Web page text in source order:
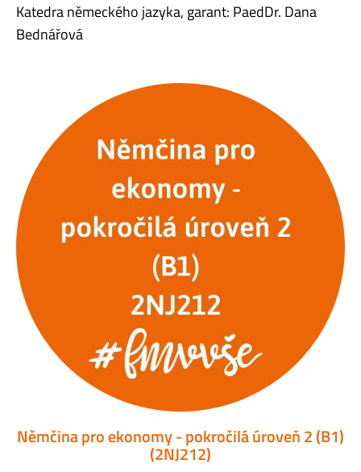
Katedra německého jazyka, garant: PaedDr. Dana
Bednářová
Němčina pro ekonomy - pokročilá úroveň 2 (B1)
(2NJ212)